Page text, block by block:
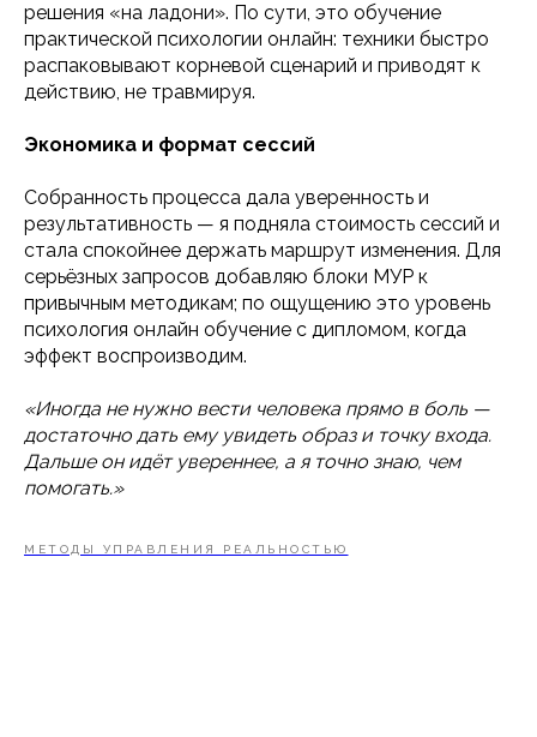
решения «на ладони». По сути, это обучение
практической психологии онлайн: техники быстро
распаковывают корневой сценарий и приводят к
действию, не травмируя.
Экономика и формат сессий
Собранность процесса дала уверенность и
результативность — я подняла стоимость сессий и
стала спокойнее держать маршрут изменения. Для
серьёзных запросов добавляю блоки МУР к
привычным методикам; по ощущению это уровень
психология онлайн обучение с дипломом, когда
эффект воспроизводим.
«Иногда не нужно вести человека прямо в боль —
достаточно дать ему увидеть образ и точку входа.
Дальше он идёт увереннее, а я точно знаю, чем
помогать.»
МЕТОДЫ УПРАВЛЕНИЯ РЕАЛЬНОСТЬЮ